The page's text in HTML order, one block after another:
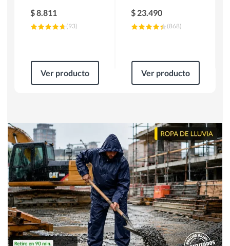
$8.811
(93)
Ver producto
$ 23.490
(868)
Ver producto